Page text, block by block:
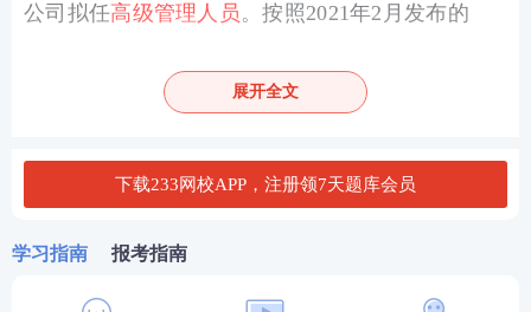
公司拟任高级管理人员 。按照2021年2月发布的
构高级管理人员具备条件由应当通过调整为鼓励通
过证券评级业务高级管理人员资质测试。
一般业务水平评价测试面向证券公司、证券公司另
类子公司的拟任董事长、从事业务管理工作的
券行业专业人员水平评价测试实施细则》（下称
《测试细则》）第七条规定的
展开全文
下载233网校APP，注册领7天题库会员
学习指南 报考指南